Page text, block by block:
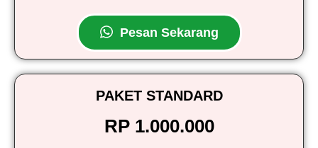
Pesan Sekarang
PAKET STANDARD
RP 1.000.000